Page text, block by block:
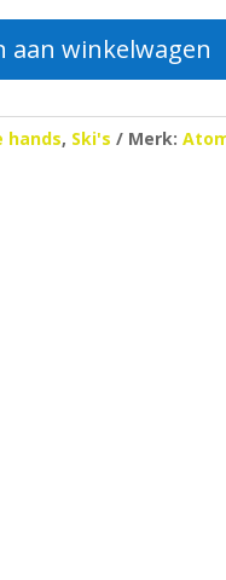
aan winkelwagen
hands, Ski's Merk: